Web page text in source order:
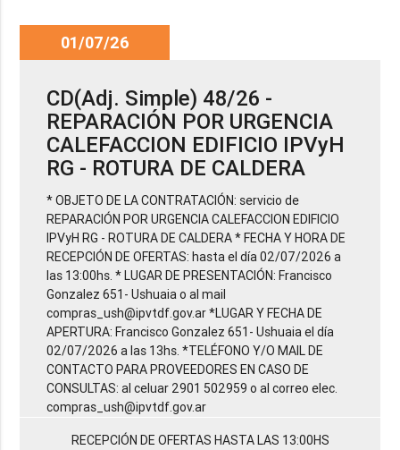
01/07/26
CD(Adj. Simple) 48/26 -
REPARACIÓN POR URGENCIA
CALEFACCION EDIFICIO IPVyH
RG - ROTURA DE CALDERA
* OBJETO DE LA CONTRATACIÓN: servicio de
REPARACIÓN POR URGENCIA CALEFACCION EDIFICIO
IPVyH RG - ROTURA DE CALDERA * FECHA Y HORA DE
RECEPCIÓN DE OFERTAS: hasta el día 02/07/2026 a
las 13:00hs. * LUGAR DE PRESENTACIÓN: Francisco
Gonzalez 651- Ushuaia o al mail
compras_ush@ipvtdf.gov.ar *LUGAR Y FECHA DE
APERTURA: Francisco Gonzalez 651- Ushuaia el día
02/07/2026 a las 13hs. *TELÉFONO Y/O MAIL DE
CONTACTO PARA PROVEEDORES EN CASO DE
CONSULTAS: al celuar 2901 502959 o al correo elec.
compras_ush@ipvtdf.gov.ar
RECEPCIÓN DE OFERTAS HASTA LAS 13:00HS